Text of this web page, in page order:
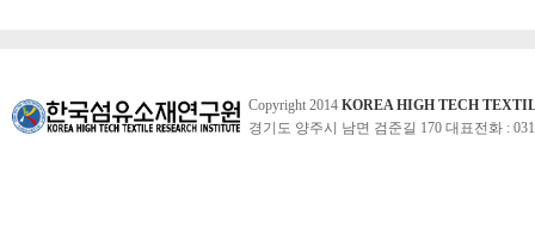
Copyright 2014 KOREA HIGH TECH
경기도 양주시 남면 검준길 170 대표전화 :